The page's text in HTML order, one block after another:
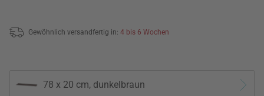
Gewöhnlich versandfertig in: 4 bis 6 Wochen
78 x 20 cm, dunkelbraun